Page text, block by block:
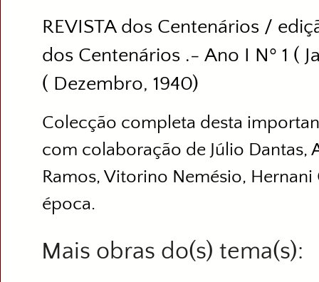
REVISTA dos Centenários /
dos Centenários .- Ano I Nº 1 (
( Dezembro, 1940)
Colecção completa desta
com colaboração de Júlio
Ramos, Vitorino Nemésio,
época.
Mais obras do(s)